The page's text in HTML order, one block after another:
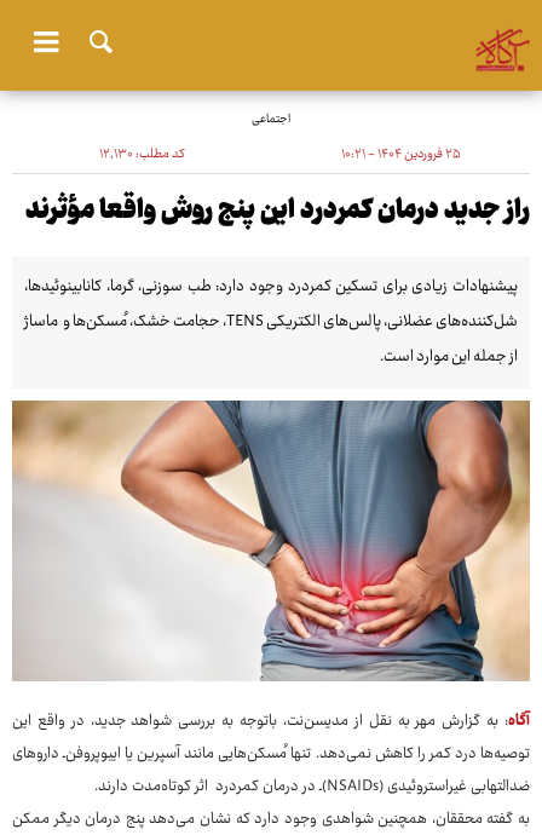
اجتماعی
۲۵ فروردین ۱۴۰۴ - ۱۰:۲۱ کد مطلب:۱۲٬۱۳۰
راز جدید درمان کمردرد این پنج روش واقعا مؤثرند
پیشنهادات زیادی برای تسکین کمردرد وجود دارد: طب سوزنی، گرما، کانابینوئیدها،
شل‌کننده‌های عضلانی، پالس‌های الکتریکی TENS، حجامت خشک، مُسکن‌ها و ماساژ
از جمله این موارد است.
آگاه: به گزارش مهر به نقل از مدیسن‌نت، باتوجه به بررسی شواهد جدید، در واقع این
توصیه‌ها درد کمر را کاهش نمی‌دهد. تنها مُسکن‌هایی مانند آسپرین یا ایبوپروفن‌ـ داروهای
ضدالتهابی غیراستروئیدی (NSAIDs)ـ در درمان کمردرد اثر کوتاه‌مدت دارند.
به گفته محققان، همچنین شواهدی وجود دارد که نشان می‌دهد پنج درمان دیگر ممکن